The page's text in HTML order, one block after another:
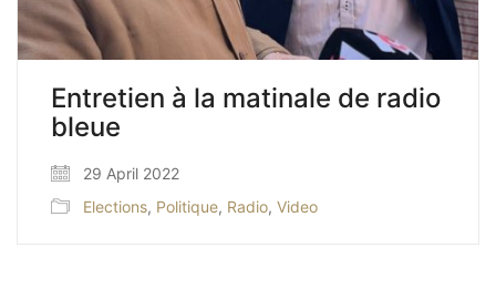
Entretien à la matinale de radio
bleue
29 April 2022
Elections, Politique, Radio, Video